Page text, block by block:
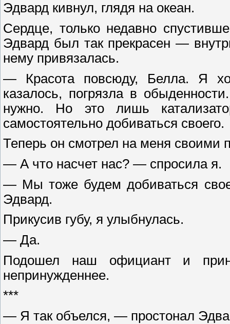
Эдвард кивнул, глядя на океан.
Сердце, только недавно
Эдвард был так прекрасен —
нему привязалась.
— Красота повсюду, Белла. Я
казалось, погрязла в
нужно. Но это лишь
самостоятельно добиваться своего.
Теперь он смотрел на меня своими
— А что насчет нас? — спросила я.
— Мы тоже будем добиваться
Эдвард.
Прикусив губу, я улыбнулась.
— Да.
Подошел наш официант и
непринужденнее.
***
— Я так объелся, — простонал